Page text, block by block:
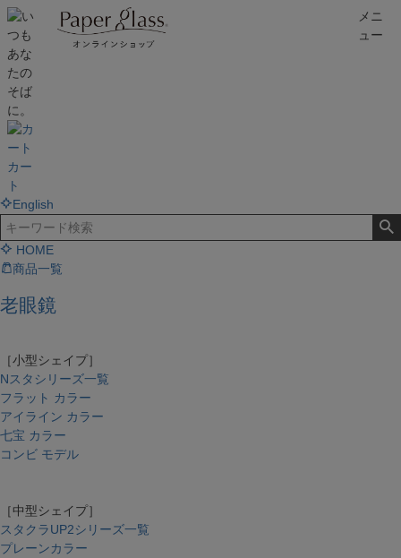
メニ
ュー
カー
ト
English
HOME
商品一覧
老眼鏡
［小型シェイプ］
Nスタシリーズ一覧
フラット カラー
アイライン カラー
七宝 カラー
コンビ モデル
［中型シェイプ］
スタクラUP2シリーズ一覧
プレーンカラー